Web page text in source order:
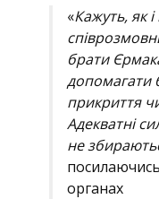
«Кажуть, як
брати
допомагати
прикриття
Адекватні
не
органах